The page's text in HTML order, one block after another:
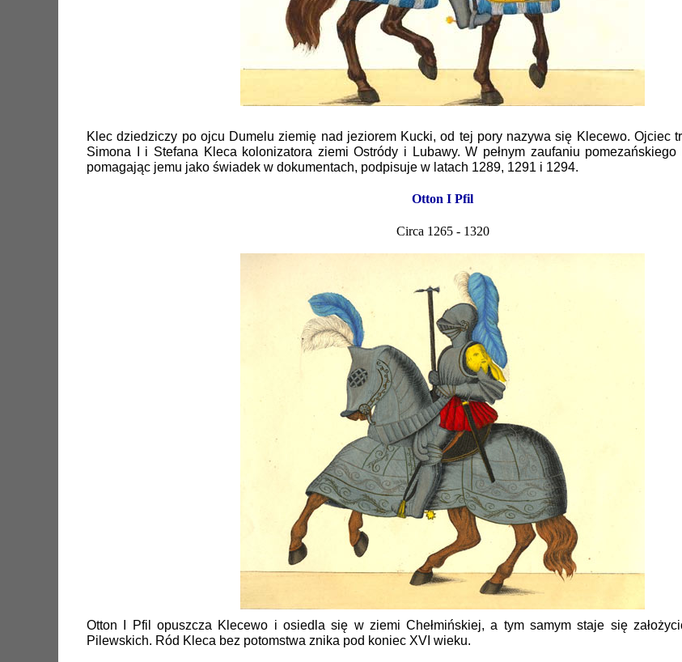
Klec dziedziczy po ojcu Dumelu ziemię nad jeziorem Kucki, od tej pory nazywa się Klecewo. Ojciec
Simona I i Stefana Kleca kolonizatora ziemi Ostródy i Lubawy. W pełnym zaufaniu
pomagając jemu jako świadek w dokumentach, podpisuje w latach 1289, 1291 i 1294.
Otton I Pfil
Circa 1265 - 1320
Otton I Pfil opuszcza Klecewo i osiedla się w ziemi Chełmińskiej, a tym samym staje się
Pilewskich. Ród Kleca bez potomstwa znika pod koniec XVI wieku.